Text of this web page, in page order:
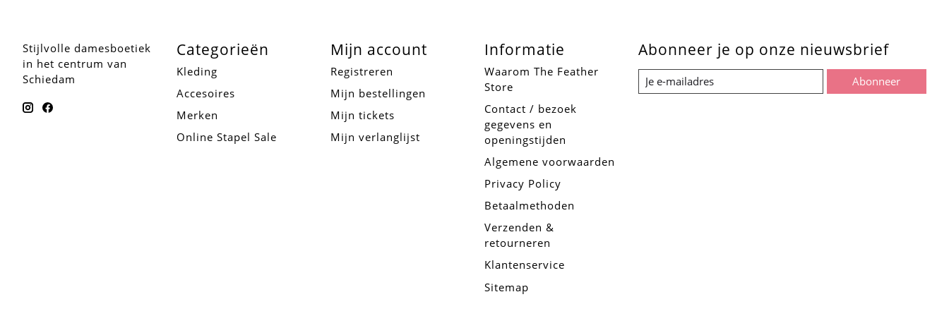
Stijlvolle damesboetiek
in het centrum van
Schiedam
Categorieën
Kleding
Accesoires
Merken
Online Stapel Sale
Mijn account
Registreren
Mijn bestellingen
Mijn tickets
Mijn verlanglijst
Informatie
Waarom The Feather
Store
Contact / bezoek
gegevens en
openingstijden
Algemene voorwaarden
Privacy Policy
Betaalmethoden
Verzenden &
retourneren
Klantenservice
Sitemap
Abonneer je op onze nieuwsbrief
Abonneer